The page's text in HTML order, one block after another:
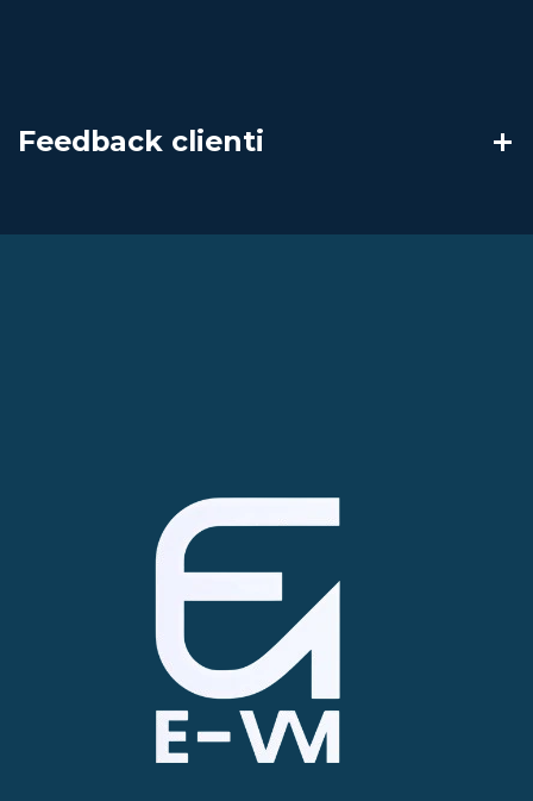
Feedback clienti